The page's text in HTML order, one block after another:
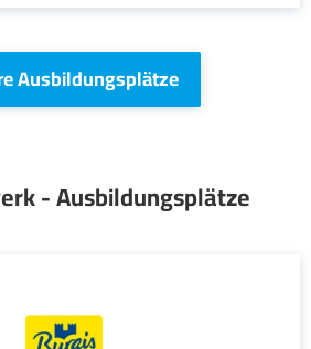
Ausbildungsplätze
- Ausbildungsplätze